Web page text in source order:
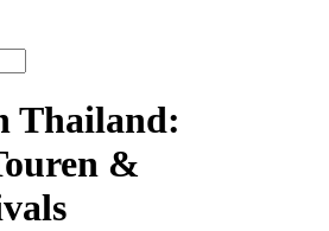
Thailand:
&